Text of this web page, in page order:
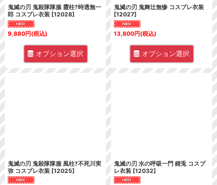
鬼滅の刃 鬼殺隊隊服 霞柱?時透無一
郎 コスプレ衣装 [12028]
9,880円(税込)
オプション選択
鬼滅の刃 鬼舞辻無惨 コスプレ衣装
[12027]
13,800円(税込)
オプション選択
鬼滅の刃 鬼殺隊隊服 風柱?不死川実
弥 コスプレ衣装 [12025]
鬼滅の刃 水の呼吸一門 錆兎 コスプ
レ衣装 [12032]